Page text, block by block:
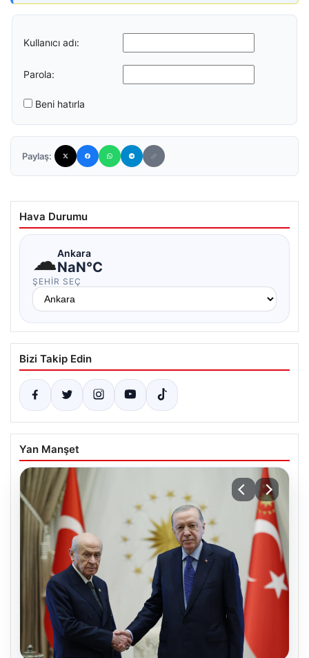
Kullanıcı adı:
Parola:
Beni hatırla
Paylaş:
Hava Durumu
☁Ankara
NaN°C
ŞEHIR SEÇ
Bizi Takip Edin
Yan Manşet